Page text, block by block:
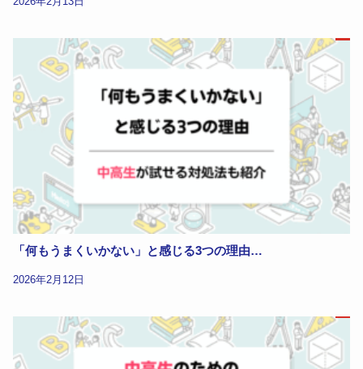
「何もうまくいかない」と感じる3つの理由…
2026年2月12日